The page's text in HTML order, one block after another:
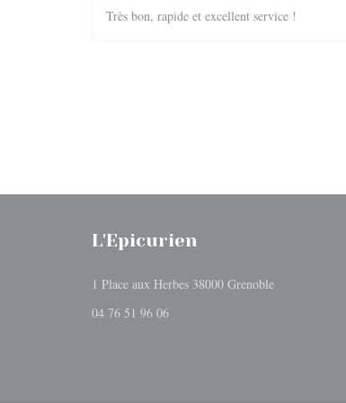
Très bon, rapide et excellent service !
L'Epicurien
1 Place aux Herbes 38000 Grenoble((ανοίγει
04 76 51 96 06